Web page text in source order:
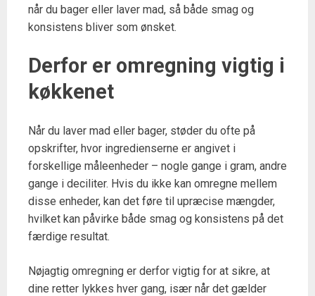
når du bager eller laver mad, så både smag og
konsistens bliver som ønsket.
Derfor er omregning vigtig i
køkkenet
Når du laver mad eller bager, støder du ofte på
opskrifter, hvor ingredienserne er angivet i
forskellige måleenheder – nogle gange i gram, andre
gange i deciliter. Hvis du ikke kan omregne mellem
disse enheder, kan det føre til upræcise mængder,
hvilket kan påvirke både smag og konsistens på det
færdige resultat.
Nøjagtig omregning er derfor vigtig for at sikre, at
dine retter lykkes hver gang, især når det gælder